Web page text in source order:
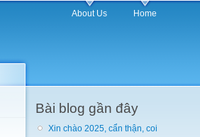
About Us Home
Bài blog gần đây
Xin chào 2025, cẩn thận, coi